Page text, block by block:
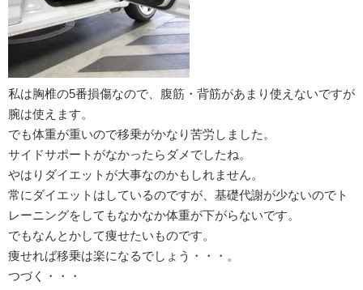
私は胸椎の5番損傷なので、腹筋・背筋があまり使えないですが
腕は使えます。
でも体重が重いので移乗がかなり苦労しました。
サイドサポートがなかったらダメでしたね。
やはりダイエットが大事なのかもしれません。
常にダイエットはしているのですが、基礎代謝が少ないのでト
レーニングをしてもなかなか体重が下がらないです。
でもなんとかして痩せたいものです。
痩せれば移乗は楽になるでしょう・・・。
つづく・・・